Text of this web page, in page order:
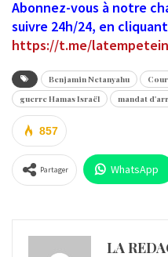
Abonnez-vous à notre
suivre 24h/24, en
https://t.me/
Benjamin Netanyahu
guerre Hamas Israël
mandat
857
Partager WhatsApp
LA